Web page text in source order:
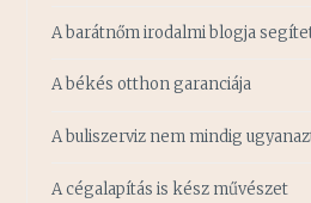
A barátnőm irodalmi blogja
A békés otthon garanciája
A buliszerviz nem mindig
A cégalapítás is kész művészet